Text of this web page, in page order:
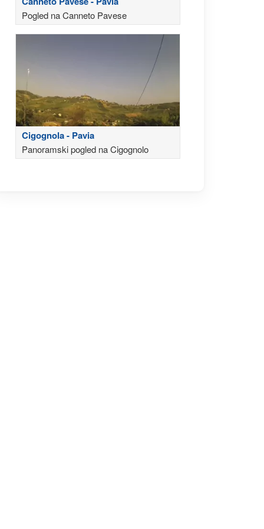
Pogled na Canneto Pavese
Cigognola - Pavia
Panoramski pogled na Cigognolo